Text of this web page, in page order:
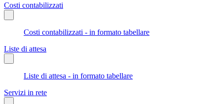
Costi contabilizzati
Costi contabilizzati - in formato tabellare
Liste di attesa
Liste di attesa - in formato tabellare
Servizi in rete